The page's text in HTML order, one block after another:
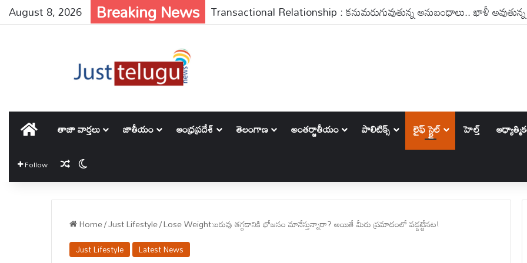
August 8, 2026 Breaking News IND vs SL : భారత్,లంక సిరీస్‌కు ఫ్రీ ఎంట్రీ..ఇకనైనా టెస్టులకు ఆదరణ
తాజా వార్తలు జాతీయం ఆంధ్రప్రదేశ్ తెలంగాణ అంతర్జాతీయం పాలిటిక్స్‌ లైఫ్ స్టైల్ హెల్త్
Follow Random Article
Home/Just Lifestyle/Lose Weight:బరువు తగ్గడానికి భోజనం మానేస్తున్నారా? అయితే మీరు ప్రమాదంలో పడ్డట్టేనట!
Just Lifestyle Latest News